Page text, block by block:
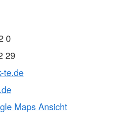
0
29
te.de
Maps Ansicht